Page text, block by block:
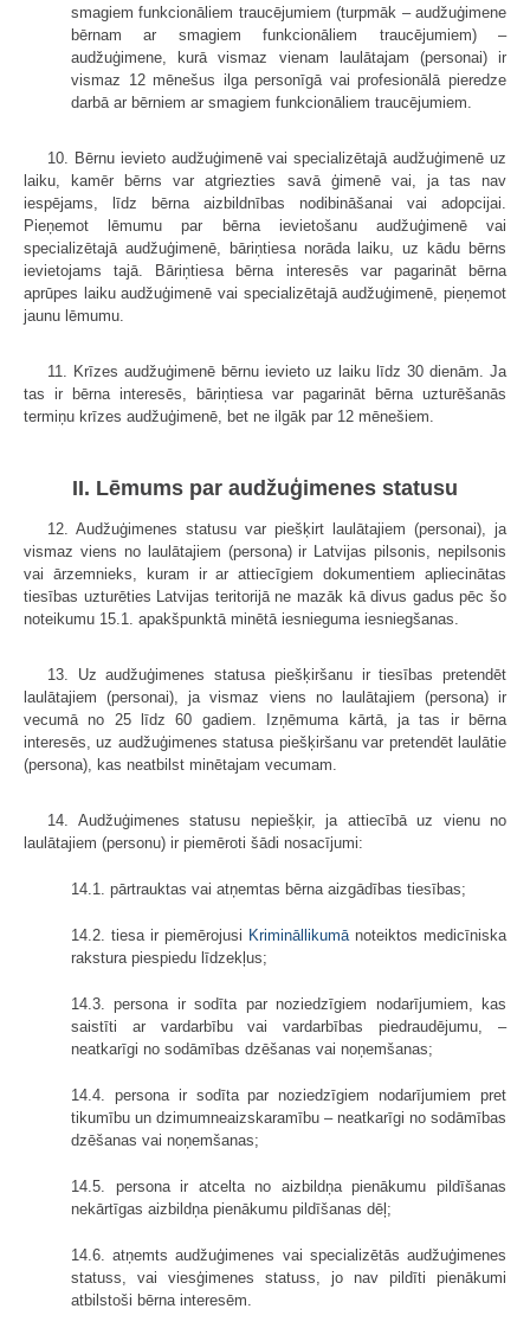
smagiem funkcionāliem traucējumiem (turpmāk – audžuģimene
bērnam ar smagiem funkcionāliem traucējumiem) –
audžuģimene, kurā vismaz vienam laulātajam (personai) ir
vismaz 12 mēnešus ilga personīgā vai profesionālā pieredze
darbā ar bērniem ar smagiem funkcionāliem traucējumiem.
10. Bērnu ievieto audžuģimenē vai specializētajā audžuģimenē uz
laiku, kamēr bērns var atgriezties savā ģimenē vai, ja tas nav
iespējams, līdz bērna aizbildnības nodibināšanai vai adopcijai.
Pieņemot lēmumu par bērna ievietošanu audžuģimenē vai
specializētajā audžuģimenē, bāriņtiesa norāda laiku, uz kādu bērns
ievietojams tajā. Bāriņtiesa bērna interesēs var pagarināt bērna
aprūpes laiku audžuģimenē vai specializētajā audžuģimenē, pieņemot
jaunu lēmumu.
11. Krīzes audžuģimenē bērnu ievieto uz laiku līdz 30 dienām. Ja
tas ir bērna interesēs, bāriņtiesa var pagarināt bērna uzturēšanās
termiņu krīzes audžuģimenē, bet ne ilgāk par 12 mēnešiem.
II. Lēmums par audžuģimenes statusu
12. Audžuģimenes statusu var piešķirt laulātajiem (personai), ja
vismaz viens no laulātajiem (persona) ir Latvijas pilsonis, nepilsonis
vai ārzemnieks, kuram ir ar attiecīgiem dokumentiem apliecinātas
tiesības uzturēties Latvijas teritorijā ne mazāk kā divus gadus pēc šo
noteikumu 15.1. apakšpunktā minētā iesnieguma iesniegšanas.
13. Uz audžuģimenes statusa piešķiršanu ir tiesības pretendēt
laulātajiem (personai), ja vismaz viens no laulātajiem (persona) ir
vecumā no 25 līdz 60 gadiem. Izņēmuma kārtā, ja tas ir bērna
interesēs, uz audžuģimenes statusa piešķiršanu var pretendēt laulātie
(persona), kas neatbilst minētajam vecumam.
14. Audžuģimenes statusu nepiešķir, ja attiecībā uz vienu no
laulātajiem (personu) ir piemēroti šādi nosacījumi:
14.1. pārtrauktas vai atņemtas bērna aizgādības tiesības;
14.2. tiesa ir piemērojusi Krimināllikumā noteiktos medicīniska
rakstura piespiedu līdzekļus;
14.3. persona ir sodīta par noziedzīgiem nodarījumiem, kas
saistīti ar vardarbību vai vardarbības piedraudējumu, –
neatkarīgi no sodāmības dzēšanas vai noņemšanas;
14.4. persona ir sodīta par noziedzīgiem nodarījumiem pret
tikumību un dzimumneaizskaramību – neatkarīgi no sodāmības
dzēšanas vai noņemšanas;
14.5. persona ir atcelta no aizbildņa pienākumu pildīšanas
nekārtīgas aizbildņa pienākumu pildīšanas dēļ;
14.6. atņemts audžuģimenes vai specializētās audžuģimenes
statuss, vai viesģimenes statuss, jo nav pildīti pienākumi
atbilstoši bērna interesēm.